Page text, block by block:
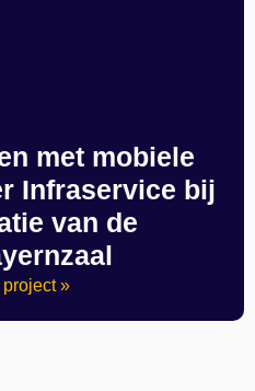
met mobiele
Infraservice bij
van de
»